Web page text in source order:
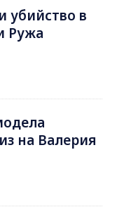
убийство в
Ружа
на Валерия